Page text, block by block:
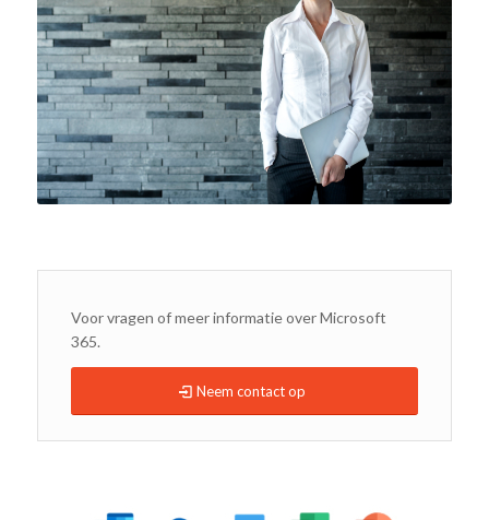
Voor vragen of meer informatie over Microsoft
365.
Neem contact op